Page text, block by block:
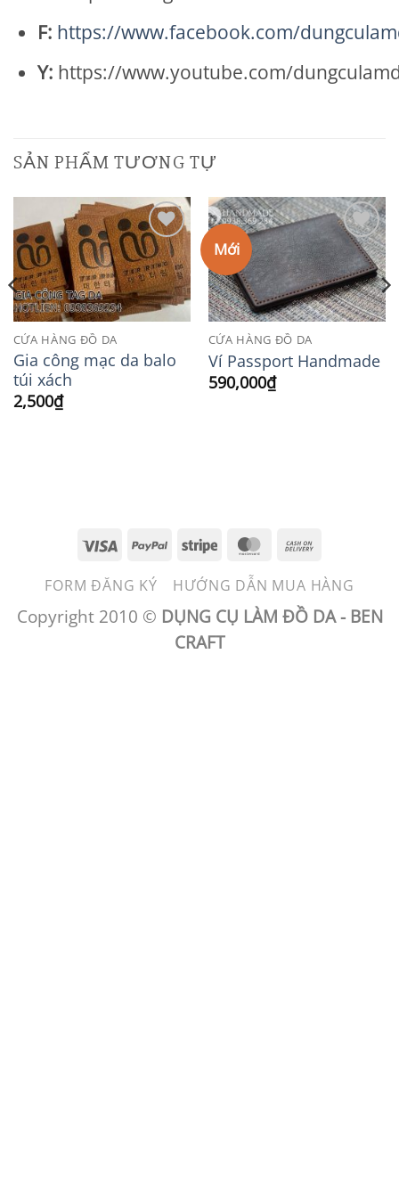
F: https://www.facebook.com/
Y: https://www.youtube.com/
SẢN PHẨM TƯƠNG TỰ
Add to
Wishlist
CỬA HÀNG ĐỒ DA
Gia công mạc da balo
túi xách
2,500₫
Mới
Add to
Wishlist
CỬA HÀNG ĐỒ DA
Ví Passport Handmade
590,000₫
Visa PayPalStripe MasterCard
Delivery
FORM ĐĂNG KÝ HƯỚNG DẪN MUA HÀNG
Copyright 2010 © DỤNG CỤ LÀM ĐỒ DA - BEN
CRAFT